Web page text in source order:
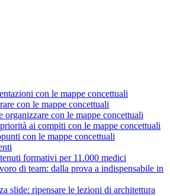
con le mappe concettuali
con le mappe concettuali
organizzare con le mappe concettuali
ai compiti con le mappe concettuali
con le mappe concettuali
formativi per 11.000 medici
di team: dalla prova a indispensabile in
slide: ripensare le lezioni di architettura